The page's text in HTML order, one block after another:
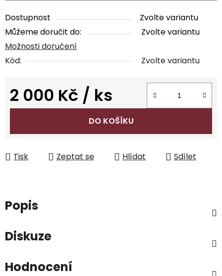
Dostupnost
Zvolte variantu
Můžeme doručit do:
Zvolte variantu
Možnosti doručení
Kód:
Zvolte variantu
2 000 Kč / ks
Měrná cena:
DO KOŠÍKU
Tisk Zeptat se Hlídat Sdílet
Popis
Diskuze
Hodnocení